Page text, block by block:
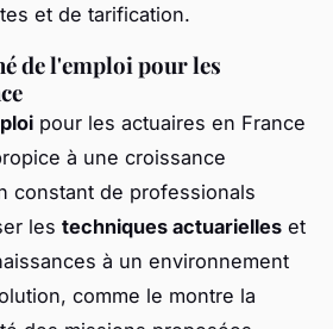
et de tarification.
de l'emploi pour les
pour les actuaires en France
à une croissance
constant de professionals
les techniques actuarielles et
à un environnement
comme le montre la